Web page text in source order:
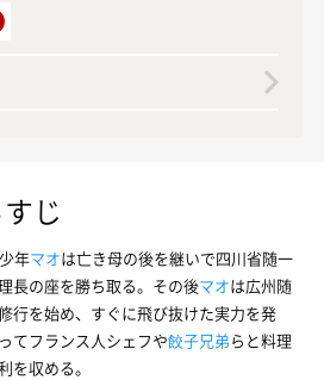
じ
年マオは亡き母の後を継いで四川省随一
長の座を勝ち取る。その後マオは広州随
行を始め、すぐに飛び抜けた実力を発
てフランス人シェフや餃子兄弟らと料理
を収める。